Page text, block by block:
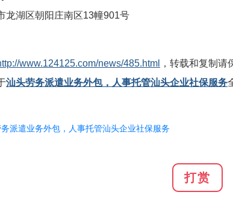
龙湖区朝阳庄南区13幢901号
www.124125.com/news/485.html
，转载和复制请
汕头劳务派遣业务外包，人事托管汕头企业社保服务
派遣业务外包，人事托管汕头企业社保服务
打赏